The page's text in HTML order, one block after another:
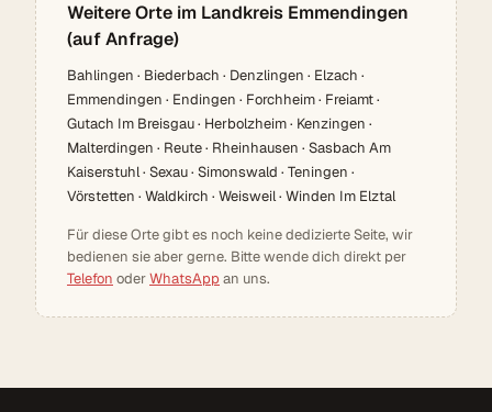
Weitere Orte im Landkreis Emmendingen
(auf Anfrage)
Bahlingen · Biederbach · Denzlingen · Elzach ·
Emmendingen · Endingen · Forchheim · Freiamt ·
Gutach Im Breisgau · Herbolzheim · Kenzingen ·
Malterdingen · Reute · Rheinhausen · Sasbach Am
Kaiserstuhl · Sexau · Simonswald · Teningen ·
Vörstetten · Waldkirch · Weisweil · Winden Im Elztal
Für diese Orte gibt es noch keine dedizierte Seite, wir
bedienen sie aber gerne. Bitte wende dich direkt per
Telefon oderWhatsAppan uns.